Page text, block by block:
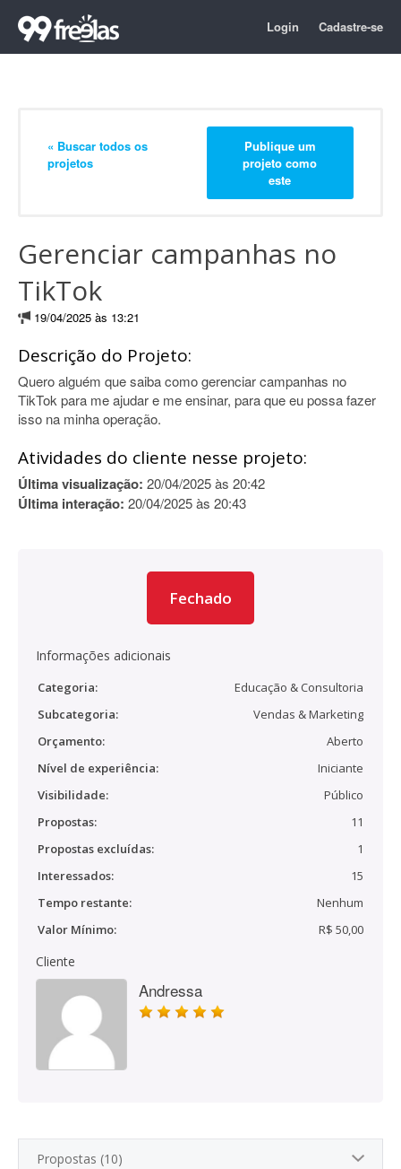
Login Cadastre-se
« Buscar todos os
projetos
Publique um
projeto como
este
Gerenciar campanhas no
TikTok
19/04/2025 às 13:21
Descrição do Projeto:
Quero alguém que saiba como gerenciar campanhas no
TikTok para me ajudar e me ensinar, para que eu possa fazer
isso na minha operação.
Atividades do cliente nesse projeto:
Última visualização: 20/04/2025 às 20:42
Última interação: 20/04/2025 às 20:43
Fechado
Informações adicionais
Categoria:
Educação & Consultoria
Subcategoria:
Vendas & Marketing
Orçamento:
Aberto
Nível de experiência:
Iniciante
Visibilidade:
Público
Propostas:
11
Propostas excluídas:
1
Interessados:
15
Tempo restante:
Nenhum
Valor Mínimo:
R$ 50,00
Cliente
Andressa
Propostas (10)